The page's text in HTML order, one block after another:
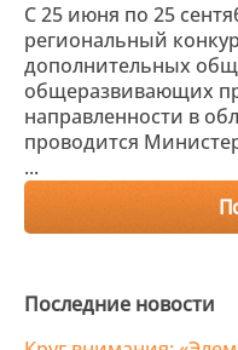
С 25 июня по 25
региональный
дополнительных
общеразвивающих
направленности в
проводится
...
Последние новости